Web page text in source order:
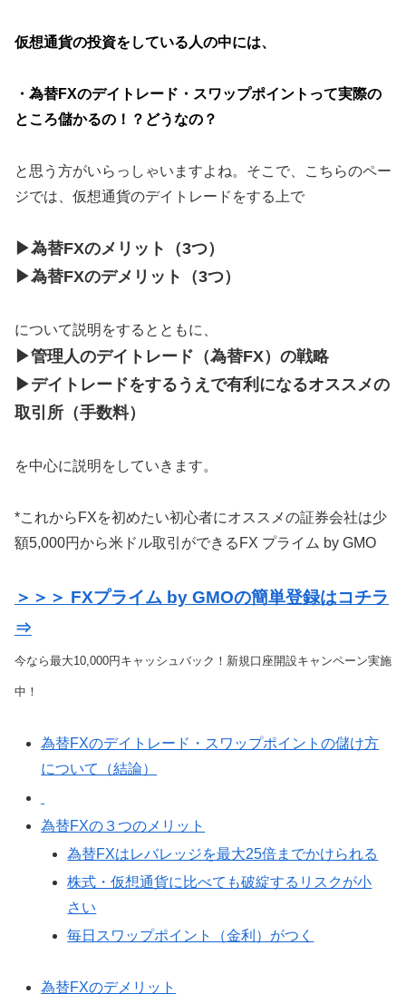
仮想通貨の投資をしている人の中には、
・為替FXのデイトレード・スワップポイント って実際の
ところ儲かるの！？どうなの？
と思う方がいらっしゃいますよね。そこで、こちらのペー
ジでは、仮想通貨のデイトレードをする上で
▶為替FXのメリット（3つ）
▶為替FXのデメリット（3つ）
について説明をするとともに、
▶管理人のデイトレード（為替FX）の戦略
▶デイトレードをするうえで有利になるオススメの
取引所（手数料）
を中心に説明をしていきます。
*これからFXを初めたい初心者にオススメの証券会社は少
額5,000円から米ドル取引ができるFX プライム by GMO
＞＞＞ FXプライム by GMOの簡単登録はコチラ
⇒
今なら最大10,000円キャッシュバック！新規口座開設キャンペーン実施
中！
為替FXのデイトレード・スワップポイントの儲け方
について（結論）
為替FXの３つのメリット
為替FXはレバレッジを最大25倍までかけられる
株式・仮想通貨に比べても破綻するリスクが小
さい
毎日スワップポイント（金利）がつく
為替FXのデメリット